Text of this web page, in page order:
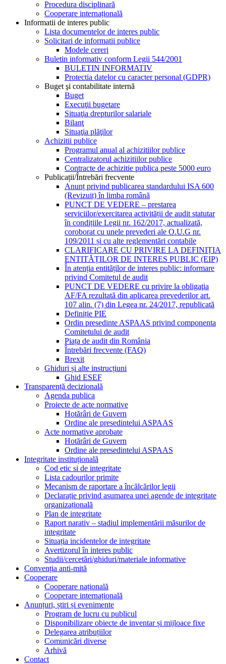
Procedura disciplinară
Cooperare internațională
Informatii de interes public
Lista documentelor de interes public
Solicitari de informatii publice
Modele cereri
Buletin informativ conform Legii 544/2001
BULETIN INFORMATIV
Protectia datelor cu caracter personal (GDPR)
Buget şi contabilitate internă
Buget
Execuţii bugetare
Situaţia drepturilor salariale
Bilanţ
Situaţia plăţilor
Achizitii publice
Programul anual al achizitiilor publice
Centralizatorul achizitiilor publice
Contracte de achizitie publica peste 5000 euro
Publicații/Întrebări frecvente
Anunț privind publicarea standardului ISA 600
(Revizuit) în limba română
PUNCT DE VEDERE – prestarea
serviciilor/exercitarea activității de audit statutar
în condițiile Legii nr. 162/2017, actualizată,
coroborat cu unele prevederi ale O.U.G nr.
109/2011 și cu alte reglementări contabile
CLARIFICARE CU PRIVIRE LA DEFINIȚIA
ENTITĂȚILOR DE INTERES PUBLIC (EIP)
În atenția entităților de interes public: informare
privind Comitetul de audit
PUNCT DE VEDERE cu privire la obligaţia
AF/FA rezultată din aplicarea prevederilor art.
107 alin. (7) din Legea nr. 24/2017, republicată
Definiție PIE
Ordin presedinte ASPAAS privind componenta
Comitetului de audit
Piața de audit din România
Întrebări frecvente (FAQ)
Brexit
Ghiduri și alte instrucțiuni
Ghid ESEF
Transparență decizională
Agenda publica
Proiecte de acte normative
Hotărâri de Guvern
Ordine ale presedintelui ASPAAS
Acte normative aprobate
Hotărâri de Guvern
Ordine ale presedintelui ASPAAS
Integritate instituțională
Cod etic si de integritate
Lista cadourilor primite
Mecanism de raportare a încălcărilor legii
Declarație privind asumarea unei agende de integritate
organizațională
Plan de integritate
Raport narativ – stadiul implementării măsurilor de
integritate
Situația incidentelor de integritate
Avertizorul în interes public
Studii/cercetări/ghiduri/materiale informative
Convenția anti-mită
Cooperare
Cooperare națională
Cooperare internațională
Anunțuri, știri și evenimente
Program de lucru cu publicul
Disponibilizare obiecte de inventar și mijloace fixe
Delegarea atribuțiilor
Comunicări diverse
Arhivă
Contact